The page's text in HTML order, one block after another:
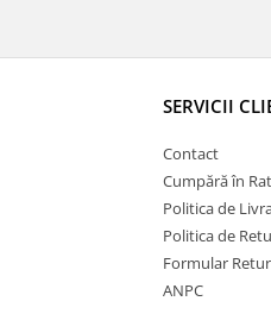
SERVICII
Contact
Cumpără în
Politica de
Politica de
Formular Retur
ANPC